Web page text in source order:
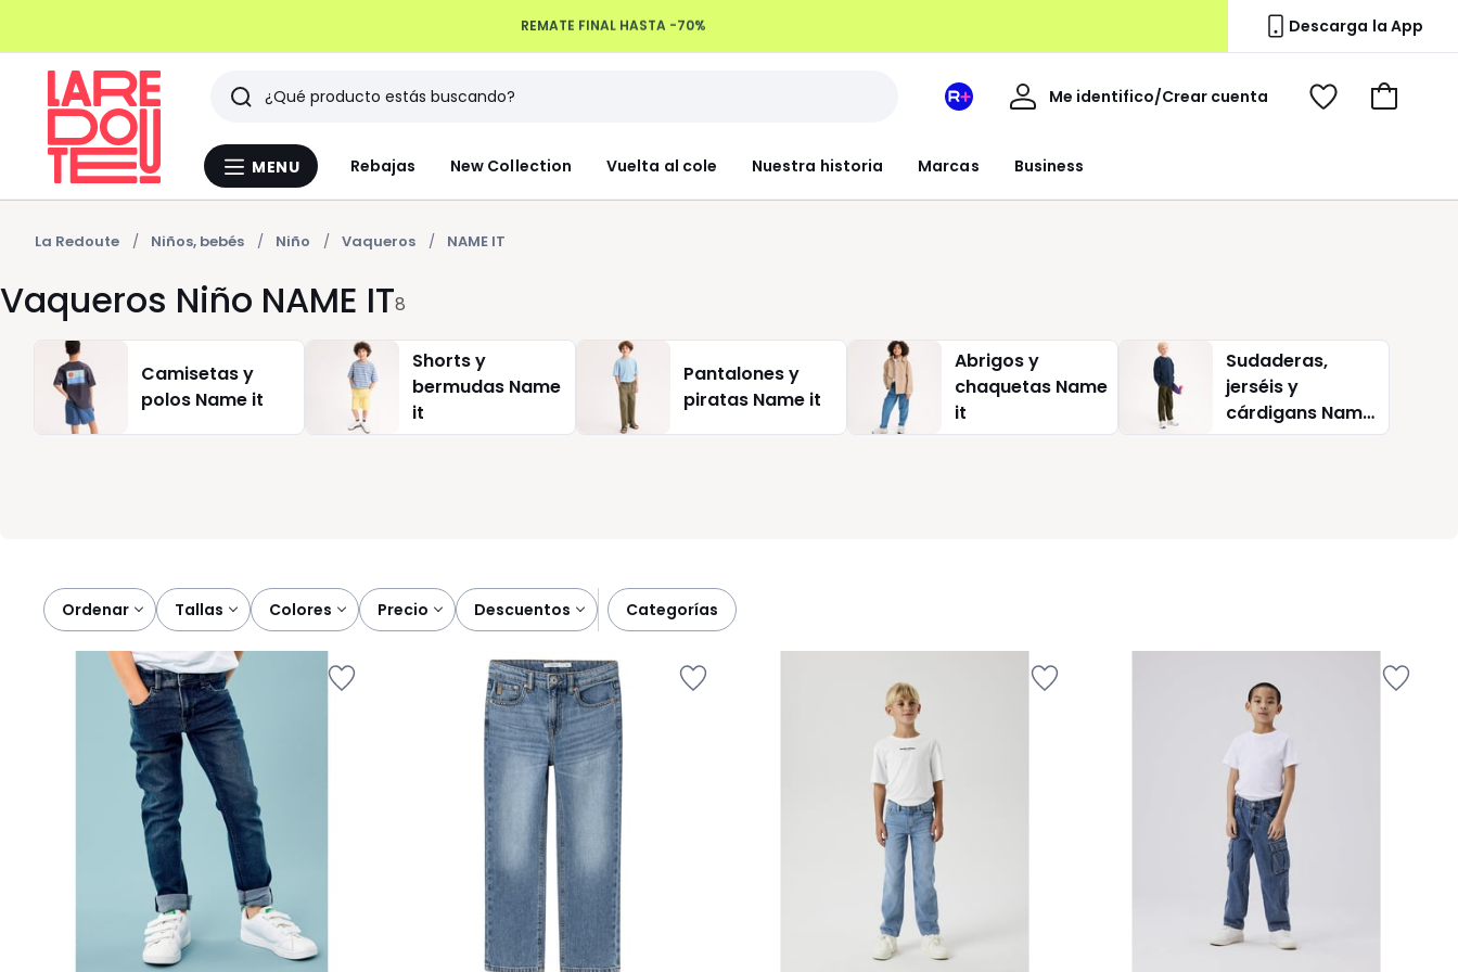
Devoluciones hasta 100 días Descarga la App
Menu
MENU Rebajas New Collection Vuelta al cole Nuestra historia Marcas Business
Buscar
Últimos
artículos
vistos
Mi
Redoute
Me identifico/Crear cuenta
Mi
Ver
Ir
La Redoute Niños, bebés Niño Vaqueros NAME IT
Vaqueros Niño NAME IT8
Camisetas y
polos Name it
Shorts y
bermudas Name
it
Pantalones y
piratas Name it
Abrigos y
chaquetas Name
it
Sudaderas,
jerséis y
cárdigans Name
it
Ordenar tallas colores precio descuentos categorías